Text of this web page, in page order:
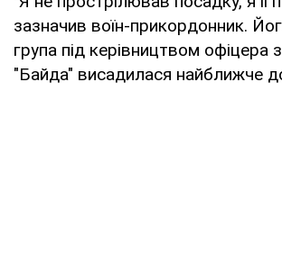
зазначив воїн-прикордонник.
група під керівництвом офіцера
"Байда" висадилася найближче